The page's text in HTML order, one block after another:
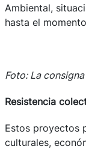
Ambiental,
hasta el
Foto: La
Resistencia
Estos proyectos
culturales,